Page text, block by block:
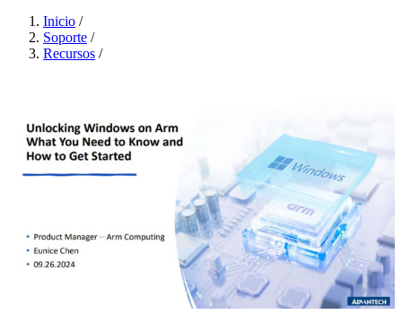
Inicio /
Soporte /
Recursos /